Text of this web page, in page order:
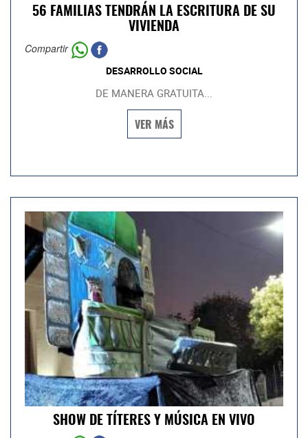
56 FAMILIAS TENDRÁN LA ESCRITURA DE SU
VIVIENDA
Compartir
DESARROLLO SOCIAL
DE MANERA GRATUITA...
VER MÁS
SHOW DE TÍTERES Y MÚSICA EN VIVO